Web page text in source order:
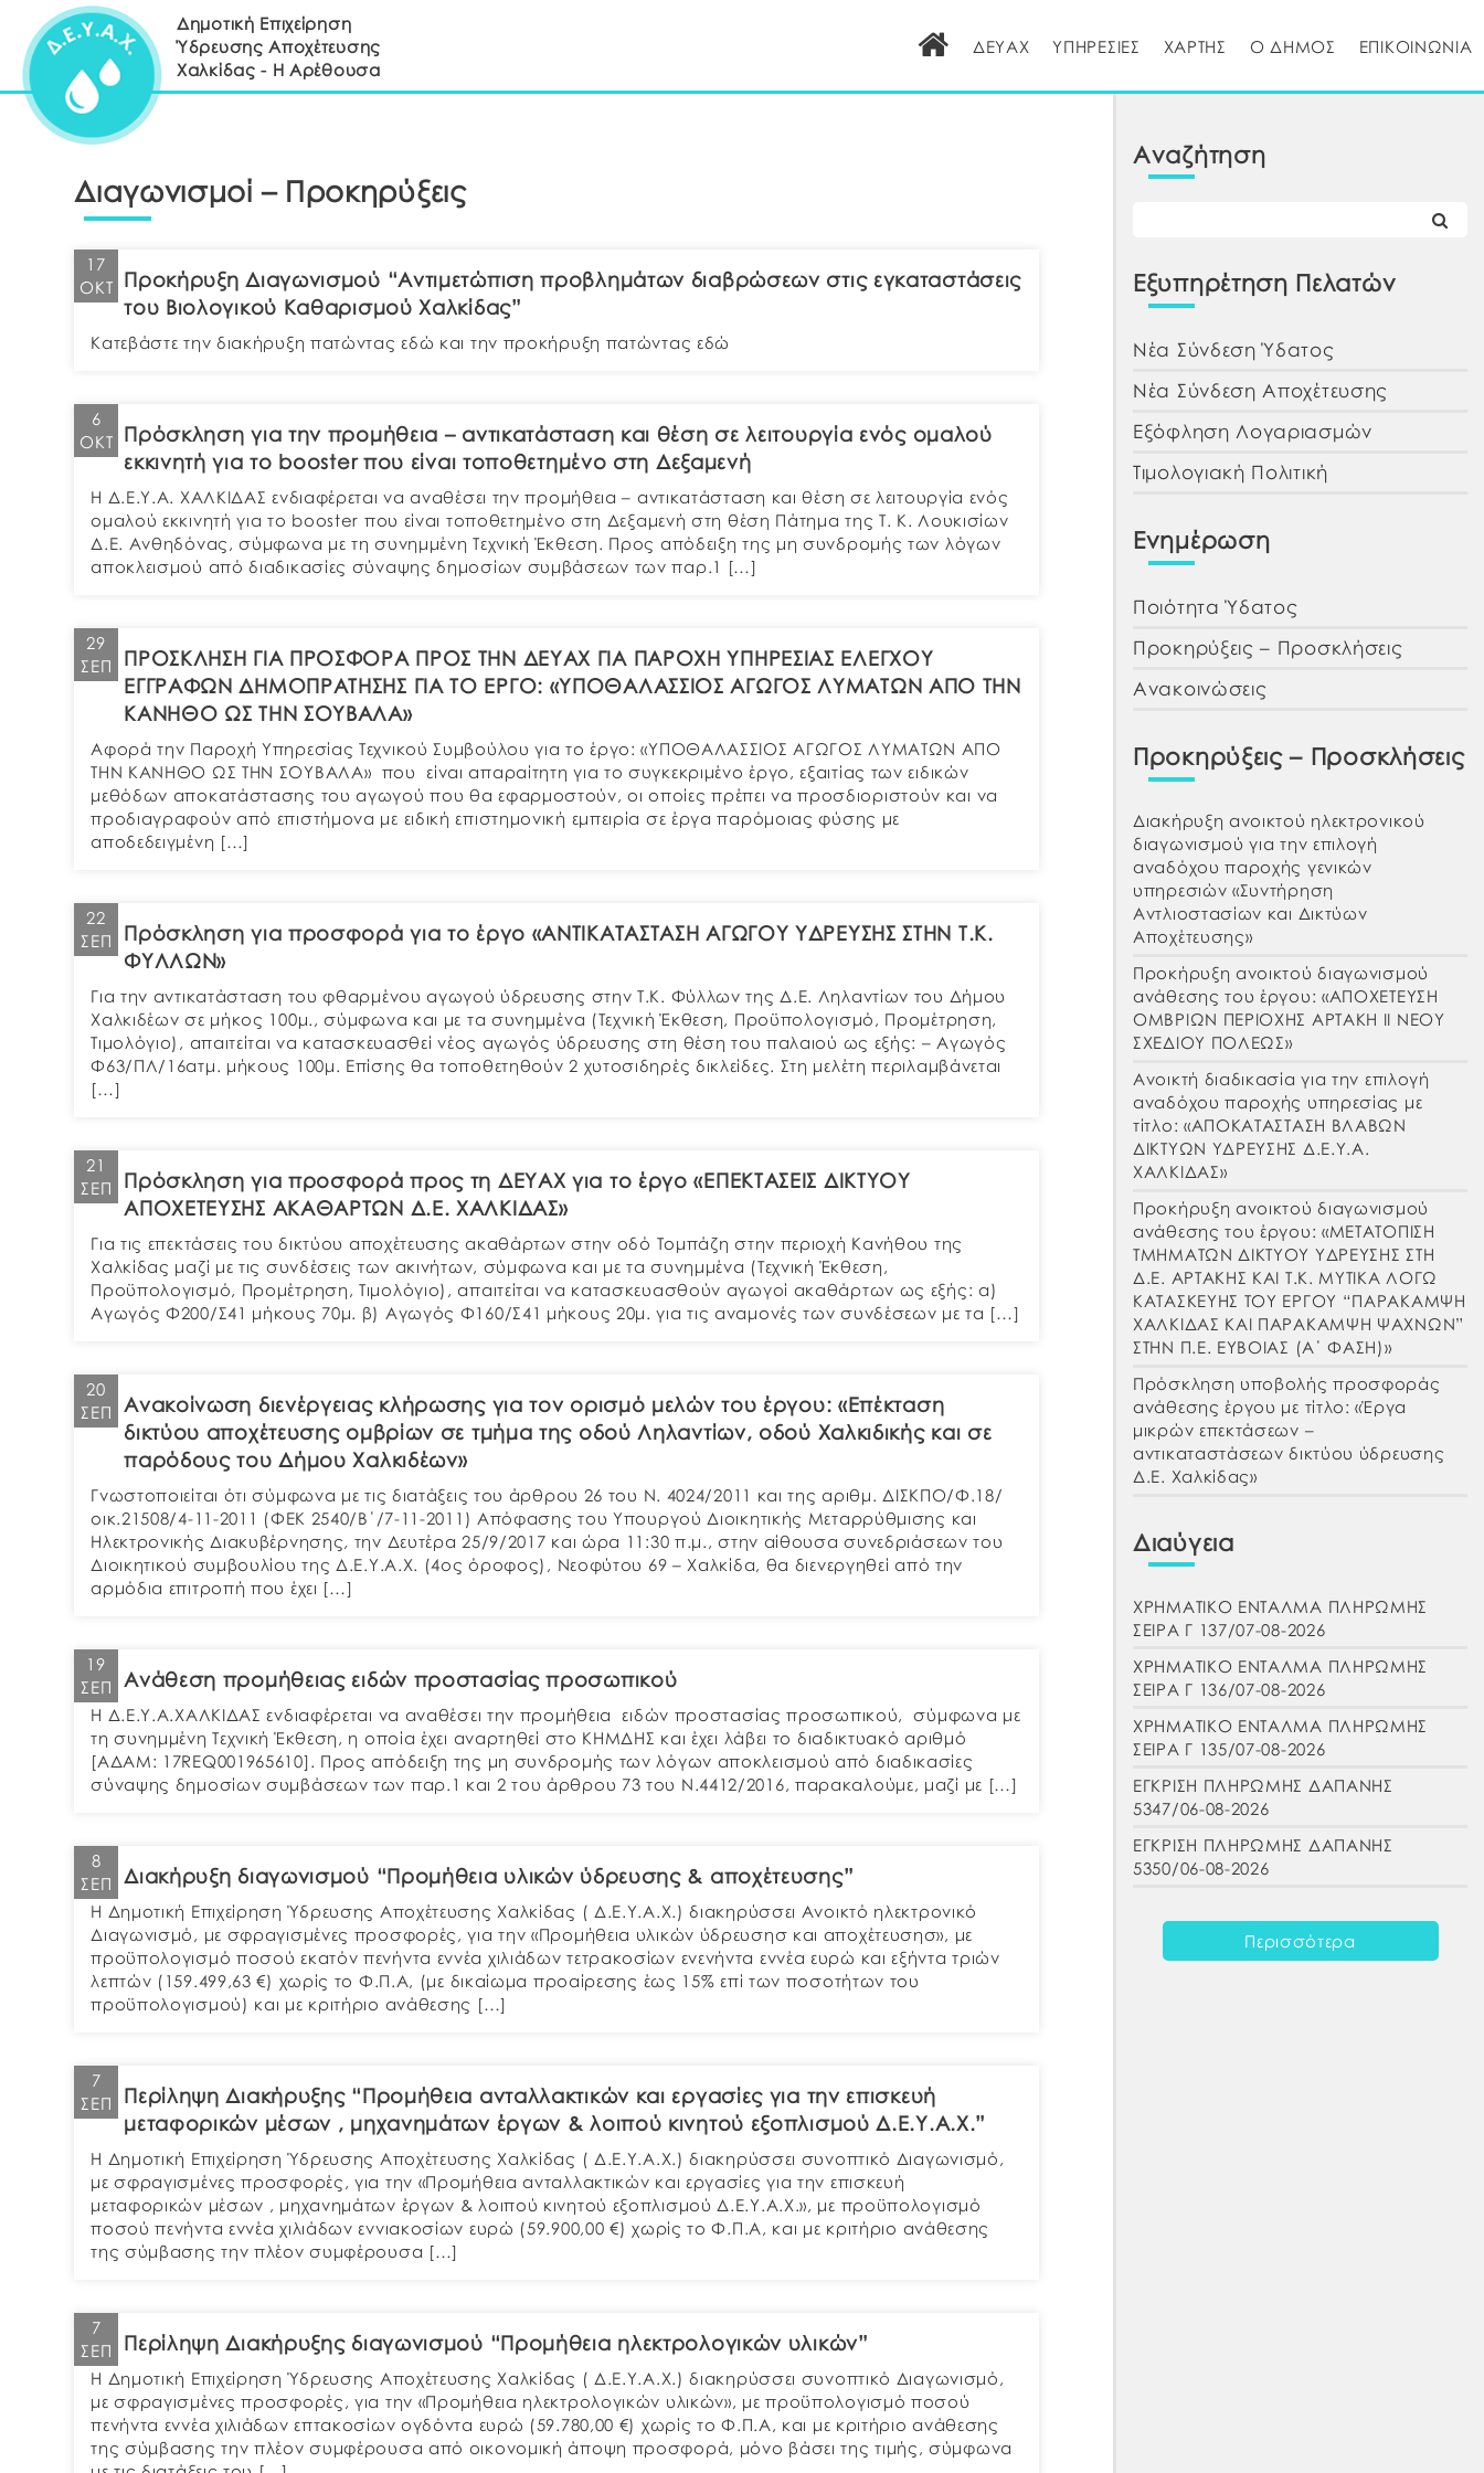
Δημοτική Επιχείρηση
Ύδρευσης Αποχέτευσης
Χαλκίδας - Η Αρέθουσα
ΔΕΥΑΧ ΥΠΗΡΕΣΙΕΣ ΧΑΡΤΗΣ Ο ΔΗΜΟΣ ΕΠΙΚΟΙΝΩΝΙΑ
Διαγωνισμοί – Προκηρύξεις
17
ΟΚΤ
Προκήρυξη Διαγωνισμού “Αντιμετώπιση προβλημάτων διαβρώσεων στις εγκαταστάσεις
του Βιολογικού Καθαρισμού Χαλκίδας”
Κατεβάστε την διακήρυξη πατώντας εδώ και την προκήρυξη πατώντας εδώ
6
ΟΚΤ
Πρόσκληση για την προμήθεια – αντικατάσταση και θέση σε λειτουργία ενός ομαλού
εκκινητή για το booster που είναι τοποθετημένο στη Δεξαμενή
Η Δ.Ε.Υ.Α. ΧΑΛΚΙΔΑΣ ενδιαφέρεται να αναθέσει την προμήθεια – αντικατάσταση και θέση σε λειτουργία ενός
ομαλού εκκινητή για το booster που είναι τοποθετημένο στη Δεξαμενή στη θέση Πάτημα της Τ. Κ. Λουκισίων
Δ.Ε. Ανθηδόνας, σύμφωνα με τη συνημμένη Τεχνική Έκθεση. Προς απόδειξη της μη συνδρομής των λόγων
αποκλεισμού από διαδικασίες σύναψης δημοσίων συμβάσεων των παρ.1 […]
29
ΣΕΠ
ΠΡΟΣΚΛΗΣΗ ΓΙΑ ΠΡΟΣΦΟΡΑ ΠΡΟΣ ΤΗΝ ΔΕΥΑΧ ΓΙΑ ΠΑΡΟΧΗ ΥΠΗΡΕΣΙΑΣ ΕΛΕΓΧΟΥ
ΕΓΓΡΑΦΩΝ ΔΗΜΟΠΡΑΤΗΣΗΣ ΓΙΑ ΤΟ ΕΡΓΟ: «ΥΠΟΘΑΛΑΣΣΙΟΣ ΑΓΩΓΟΣ ΛΥΜΑΤΩΝ ΑΠΟ ΤΗΝ
ΚΑΝΗΘΟ ΩΣ ΤΗΝ ΣΟΥΒΑΛΑ»
Aφορά την Παροχή Υπηρεσίας Τεχνικού Συμβούλου για το έργο: «ΥΠΟΘΑΛΑΣΣΙΟΣ ΑΓΩΓΟΣ ΛΥΜΑΤΩΝ ΑΠΟ
ΤΗΝ ΚΑΝΗΘΟ ΩΣ ΤΗΝ ΣΟΥΒΑΛΑ» που είναι απαραίτητη για το συγκεκριμένο έργο, εξαιτίας των ειδικών
μεθόδων αποκατάστασης του αγωγού που θα εφαρμοστούν, οι οποίες πρέπει να προσδιοριστούν και να
προδιαγραφούν από επιστήμονα με ειδική επιστημονική εμπειρία σε έργα παρόμοιας φύσης με
αποδεδειγμένη […]
22
ΣΕΠ
Πρόσκληση για προσφορά για το έργο «ΑΝΤΙΚΑΤΑΣΤΑΣΗ ΑΓΩΓΟΥ ΥΔΡΕΥΣΗΣ ΣΤΗΝ Τ.Κ.
ΦΥΛΛΩΝ»
Για την αντικατάσταση του φθαρμένου αγωγού ύδρευσης στην Τ.Κ. Φύλλων της Δ.Ε. Ληλαντίων του Δήμου
Χαλκιδέων σε μήκος 100μ., σύμφωνα και με τα συνημμένα (Τεχνική Έκθεση, Προϋπολογισμό, Προμέτρηση,
Τιμολόγιο), απαιτείται να κατασκευασθεί νέος αγωγός ύδρευσης στη θέση του παλαιού ως εξής: – Αγωγός
Φ63/ΠΛ/16ατμ. μήκους 100μ. Επίσης θα τοποθετηθούν 2 χυτοσιδηρές δικλείδες. Στη μελέτη περιλαμβάνεται
[…]
21
ΣΕΠ
Πρόσκληση για προσφορά προς τη ΔΕΥΑΧ για το έργο «ΕΠΕΚΤΑΣΕΙΣ ΔΙΚΤΥΟΥ
ΑΠΟΧΕΤΕΥΣΗΣ ΑΚΑΘΑΡΤΩΝ Δ.Ε. ΧΑΛΚΙΔΑΣ»
Για τις επεκτάσεις του δικτύου αποχέτευσης ακαθάρτων στην οδό Τομπάζη στην περιοχή Κανήθου της
Χαλκίδας μαζί με τις συνδέσεις των ακινήτων, σύμφωνα και με τα συνημμένα (Τεχνική Έκθεση,
Προϋπολογισμό, Προμέτρηση, Τιμολόγιο), απαιτείται να κατασκευασθούν αγωγοί ακαθάρτων ως εξής: α)
Αγωγός Φ200/Σ41 μήκους 70μ. β) Αγωγός Φ160/Σ41 μήκους 20μ. για τις αναμονές των συνδέσεων με τα […]
20
ΣΕΠ
Ανακοίνωση διενέργειας κλήρωσης για τον ορισμό μελών του έργου: «Επέκταση
δικτύου αποχέτευσης ομβρίων σε τμήμα της οδού Ληλαντίων, οδού Χαλκιδικής και σε
παρόδους του Δήμου Χαλκιδέων»
Γνωστοποιείται ότι σύμφωνα με τις διατάξεις του άρθρου 26 του Ν. 4024/2011 και της αριθμ. ΔΙΣΚΠΟ/Φ.18/
οικ.21508/4-11-2011 (ΦΕΚ 2540/Β΄/7-11-2011) Απόφασης του Υπουργού Διοικητικής Μεταρρύθμισης και
Ηλεκτρονικής Διακυβέρνησης, την Δευτέρα 25/9/2017 και ώρα 11:30 π.μ., στην αίθουσα συνεδριάσεων του
Διοικητικού συμβουλίου της Δ.Ε.Υ.Α.Χ. (4ος όροφος), Νεοφύτου 69 – Χαλκίδα, θα διενεργηθεί από την
αρμόδια επιτροπή που έχει […]
19
ΣΕΠ
Ανάθεση προμήθειας ειδών προστασίας προσωπικού
Η Δ.Ε.Υ.Α.ΧΑΛΚΙΔΑΣ ενδιαφέρεται να αναθέσει την προμήθεια ειδών προστασίας προσωπικού, σύμφωνα με
τη συνημμένη Τεχνική Έκθεση, η οποία έχει αναρτηθεί στο ΚΗΜΔΗΣ και έχει λάβει το διαδικτυακό αριθμό
[ΑΔΑΜ: 17REQ001965610]. Προς απόδειξη της μη συνδρομής των λόγων αποκλεισμού από διαδικασίες
σύναψης δημοσίων συμβάσεων των παρ.1 και 2 του άρθρου 73 του Ν.4412/2016, παρακαλούμε, μαζί με […]
8
ΣΕΠ
Διακήρυξη διαγωνισμού “Προμήθεια υλικών ύδρευσης & αποχέτευσης”
Η Δημοτική Επιχείρηση Ύδρευσης Αποχέτευσης Χαλκίδας ( Δ.Ε.Υ.Α.Χ.) διακηρύσσει Ανοικτό ηλεκτρονικό
Διαγωνισμό, με σφραγισμένες προσφορές, για την «Προμήθεια υλικών ύδρευσησ και αποχέτευσησ», με
προϋπολογισμό ποσού εκατόν πενήντα εννέα χιλιάδων τετρακοσίων ενενήντα εννέα ευρώ και εξήντα τριών
λεπτών (159.499,63 €) χωρίς το Φ.Π.Α, (με δικαίωμα προαίρεσης έως 15% επί των ποσοτήτων του
προϋπολογισμού) και με κριτήριο ανάθεσης […]
7
ΣΕΠ
Περίληψη Διακήρυξης “Προμήθεια ανταλλακτικών και εργασίες για την επισκευή
μεταφορικών μέσων , μηχανημάτων έργων & λοιπού κινητού εξοπλισμού Δ.Ε.Υ.Α.Χ.”
Η Δημοτική Επιχείρηση Ύδρευσης Αποχέτευσης Χαλκίδας ( Δ.Ε.Υ.Α.Χ.) διακηρύσσει συνοπτικό Διαγωνισμό,
με σφραγισμένες προσφορές, για την «Προμήθεια ανταλλακτικών και εργασίες για την επισκευή
μεταφορικών μέσων , μηχανημάτων έργων & λοιπού κινητού εξοπλισμού Δ.Ε.Υ.Α.Χ.», με προϋπολογισμό
ποσού πενήντα εννέα χιλιάδων εννιακοσίων ευρώ (59.900,00 €) χωρίς το Φ.Π.Α, και με κριτήριο ανάθεσης
της σύμβασης την πλέον συμφέρουσα […]
7
ΣΕΠ
Περίληψη Διακήρυξης διαγωνισμού “Προμήθεια ηλεκτρολογικών υλικών”
Η Δημοτική Επιχείρηση Ύδρευσης Αποχέτευσης Χαλκίδας ( Δ.Ε.Υ.Α.Χ.) διακηρύσσει συνοπτικό Διαγωνισμό,
με σφραγισμένες προσφορές, για την «Προμήθεια ηλεκτρολογικών υλικών», με προϋπολογισμό ποσού
πενήντα εννέα χιλιάδων επτακοσίων ογδόντα ευρώ (59.780,00 €) χωρίς το Φ.Π.Α, και με κριτήριο ανάθεσης
της σύμβασης την πλέον συμφέρουσα από οικονομική άποψη προσφορά, μόνο βάσει της τιμής, σύμφωνα
Αναζήτηση
Εξυπηρέτηση Πελατών
Νέα Σύνδεση Ύδατος
Νέα Σύνδεση Αποχέτευσης
Εξόφληση Λογαριασμών
Τιμολογιακή Πολιτική
Ενημέρωση
Ποιότητα Ύδατος
Προκηρύξεις – Προσκλήσεις
Ανακοινώσεις
Προκηρύξεις – Προσκλήσεις
Διακήρυξη ανοικτού ηλεκτρονικού
διαγωνισμού για την επιλογή
αναδόχου παροχής γενικών
υπηρεσιών «Συντήρηση
Αντλιοστασίων και Δικτύων
Αποχέτευσης»
Προκήρυξη ανοικτού διαγωνισμού
ανάθεσης του έργου: «ΑΠΟΧΕΤΕΥΣΗ
ΟΜΒΡΙΩΝ ΠΕΡΙΟΧΗΣ ΑΡΤΑΚΗ ΙΙ ΝΕΟΥ
ΣΧΕΔΙΟΥ ΠΟΛΕΩΣ»
Ανοικτή διαδικασία για την επιλογή
αναδόχου παροχής υπηρεσίας με
τίτλο: «ΑΠΟΚΑΤΑΣΤΑΣΗ ΒΛΑΒΩΝ
ΔΙΚΤΥΩΝ ΥΔΡΕΥΣΗΣ Δ.Ε.Υ.Α.
ΧΑΛΚΙΔΑΣ»
Προκήρυξη ανοικτού διαγωνισμού
ανάθεσης του έργου: «ΜΕΤΑΤΟΠΙΣΗ
ΤΜΗΜΑΤΩΝ ΔΙΚΤΥΟΥ ΥΔΡΕΥΣΗΣ ΣΤΗ
Δ.Ε. ΑΡΤΑΚΗΣ ΚΑΙ Τ.Κ. ΜΥΤΙΚΑ ΛΟΓΩ
ΚΑΤΑΣΚΕΥΗΣ ΤΟΥ ΕΡΓΟΥ “ΠΑΡΑΚΑΜΨΗ
ΧΑΛΚΙΔΑΣ ΚΑΙ ΠΑΡΑΚΑΜΨΗ ΨΑΧΝΩΝ”
ΣΤΗΝ Π.Ε. ΕΥΒΟΙΑΣ (Α΄ ΦΑΣΗ)»
Πρόσκληση υποβολής προσφοράς
ανάθεσης έργου με τίτλο: «Έργα
μικρών επεκτάσεων –
αντικαταστάσεων δικτύου ύδρευσης
Δ.Ε. Χαλκίδας»
Διαύγεια
ΧΡΗΜΑΤΙΚΟ ΕΝΤΑΛΜΑ ΠΛΗΡΩΜΗΣ
ΣΕΙΡΑ Γ 137/07-08-2026
ΧΡΗΜΑΤΙΚΟ ΕΝΤΑΛΜΑ ΠΛΗΡΩΜΗΣ
ΣΕΙΡΑ Γ 136/07-08-2026
ΧΡΗΜΑΤΙΚΟ ΕΝΤΑΛΜΑ ΠΛΗΡΩΜΗΣ
ΣΕΙΡΑ Γ 135/07-08-2026
ΕΓΚΡΙΣΗ ΠΛΗΡΩΜΗΣ ΔΑΠΑΝΗΣ
5347/06-08-2026
ΕΓΚΡΙΣΗ ΠΛΗΡΩΜΗΣ ΔΑΠΑΝΗΣ
5350/06-08-2026
Περισσότερα